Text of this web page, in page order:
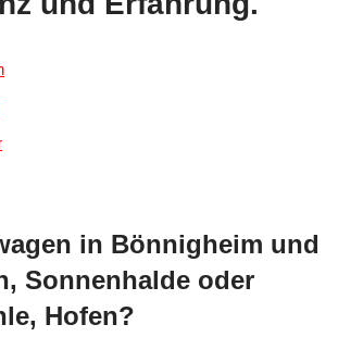
in Bönnigheim und
Sonnenhalde oder
Hofen?